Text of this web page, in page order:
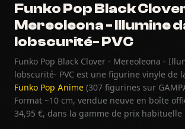
Funko Pop Black
Mereoleona - Illumine
lobscurité- PVC
Funko Pop Black Clover - Mereoleona -
lobscurité- PVC est une figurine vinyle de
Funko Pop Anime (307 figurines sur
Format ~10 cm, vendue neuve en boîte
34,95 €, dans la gamme de prix habituelle